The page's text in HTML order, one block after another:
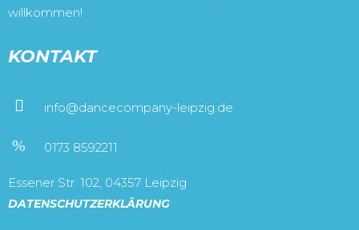
willkommen!
KONTAKT
info@dancecompany-leipzig.de
0173 8592211
Essener Str. 102, 04357 Leipzig
DATENSCHUTZERKLÄRUNG